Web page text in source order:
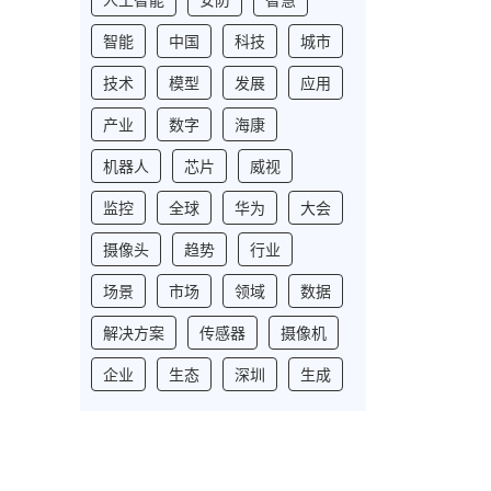
智能
中国 科技
城市
技术
模型 发展
应用
产业
数字
海康
机器人
芯片
威视
监控
全球 华为
大会
摄像头
趋势
行业
场景
市场 领域
数据
解决方案
传感器
摄像机
企业
生态 深圳 生成